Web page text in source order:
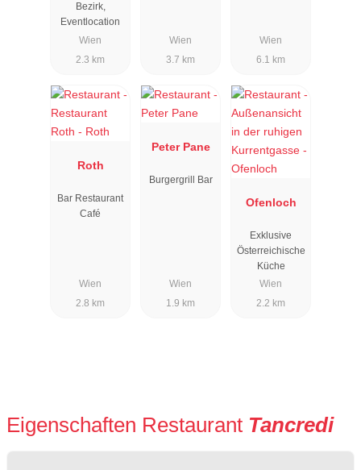
Bezirk,
Eventlocation
Wien
2.3 km
Wien
3.7 km
Wien
6.1 km
Roth
Bar Restaurant
Café
Wien
2.8 km
Peter Pane
Burgergrill Bar
Wien
1.9 km
Ofenloch
Exklusive
Österreichische
Küche
Wien
2.2 km
Eigenschaften Restaurant Tancredi